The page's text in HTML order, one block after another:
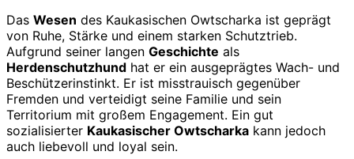
Das Wesen des Kaukasischen Owtscharka ist geprägt
von Ruhe, Stärke und einem starken Schutztrieb.
Aufgrund seiner langen Geschichte als
Herdenschutzhund hat er ein ausgeprägtes Wach- und
Beschützerinstinkt. Er ist misstrauisch gegenüber
Fremden und verteidigt seine Familie und sein
Territorium mit großem Engagement. Ein gut
sozialisierter Kaukasischer Owtscharka kann jedoch
auch liebevoll und loyal sein.